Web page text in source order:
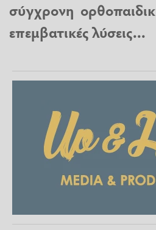
σύγχρονη
επεμβατικές λύσεις...